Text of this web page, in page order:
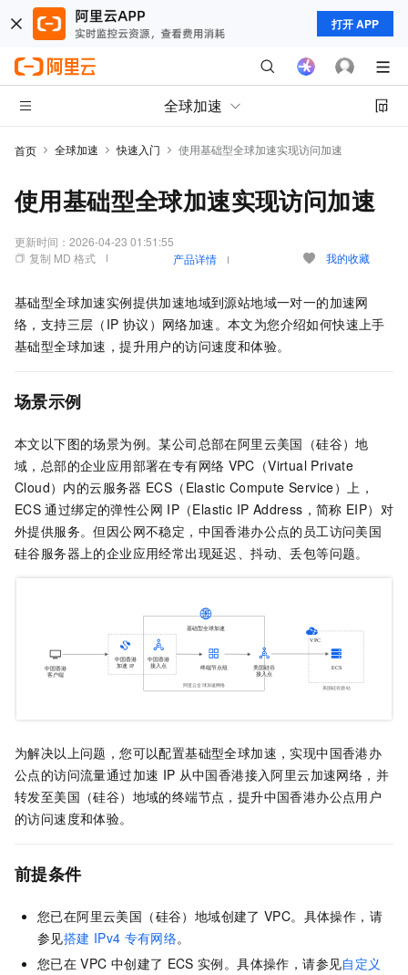
打开 APP
全球加速
首页 全球加速 快速入门 使用基础型全球加速实现访问加速
使用基础型全球加速实现访问加速
更新时间： 2026-04-23 01:51:55
复制 MD 格式
产品详情 我的收藏
基础型全球加速实例提供加速地域到源站地域一对一的加速网
络，支持三层（IP 协议）网络加速。本文为您介绍如何快速上手
基础型全球加速 ，提升用户的访问速度和体验。
场景示例
本文以下图的场景为例。某公司总部在阿里云美国（硅谷）地
域，总部的企业应用部署在专有网络 VPC（Virtual Private
Cloud）内的云服务器 ECS（Elastic Compute Service）上，
ECS 通过绑定的弹性公网 IP（Elastic IP Address，简称 EIP）对
外提供服务。但因公网不稳定，中国香港办公点的员工访问美国
硅谷服务器上的企业应用经常出现延迟、抖动、丢包等问题。
为解决以上问题，您可以配置基础型全球加速 ，实现中国香港办
公点的访问流量通过加速 IP 从中国香港接入阿里云加速网络，并
转发至美国（硅谷）地域的终端节点，提升中国香港办公点用户
的访问速度和体验。
前提条件
您已在阿里云美国（硅谷）地域创建了 VPC。具体操作，请
参见搭建 IPv4 专有网络。
您已在 VPC 中创建了 ECS 实例。具体操作，请参见自定义